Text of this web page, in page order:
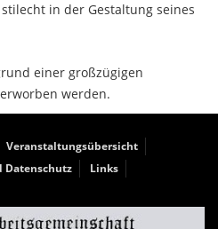
in der Gestaltung seines
einer großzügigen
werden.
Veranstaltungsübersicht
Datenschutz
Links